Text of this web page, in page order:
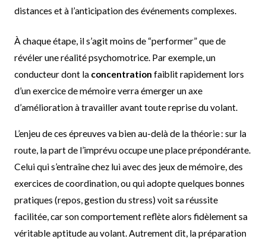
distances et à l’anticipation des événements complexes.
À chaque étape, il s’agit moins de “performer” que de
révéler une réalité psychomotrice. Par exemple, un
conducteur dont la concentration faiblit rapidement lors
d’un exercice de mémoire verra émerger un axe
d’amélioration à travailler avant toute reprise du volant.
L’enjeu de ces épreuves va bien au-delà de la théorie : sur la
route, la part de l’imprévu occupe une place prépondérante.
Celui qui s’entraîne chez lui avec des jeux de mémoire, des
exercices de coordination, ou qui adopte quelques bonnes
pratiques (repos, gestion du stress) voit sa réussite
facilitée, car son comportement reflète alors fidèlement sa
véritable aptitude au volant. Autrement dit, la préparation